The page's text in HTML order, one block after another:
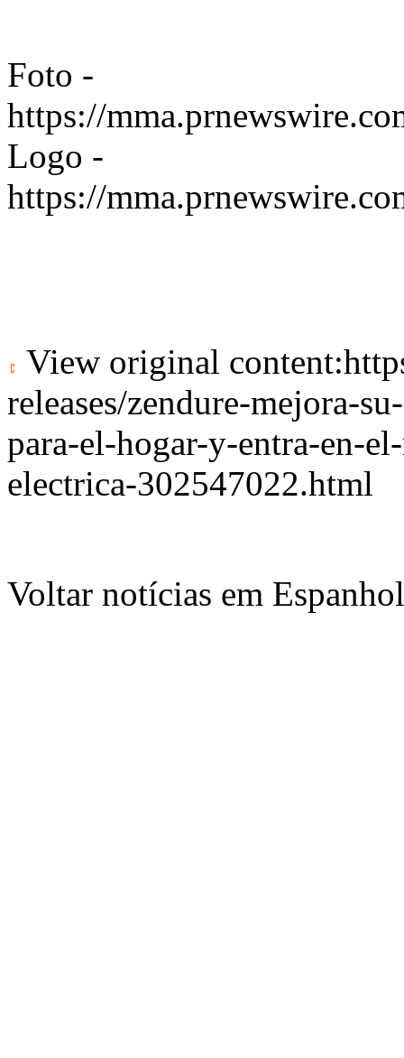
Foto -
https://
Logo -
https://
View original content:
releases/zendure-mejora-
para-el-hogar-y-entra-en-
electrica-302547022.html
Voltar notícias em Espanhol